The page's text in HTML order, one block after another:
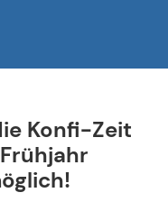
über unsere
Konfi-Zeit